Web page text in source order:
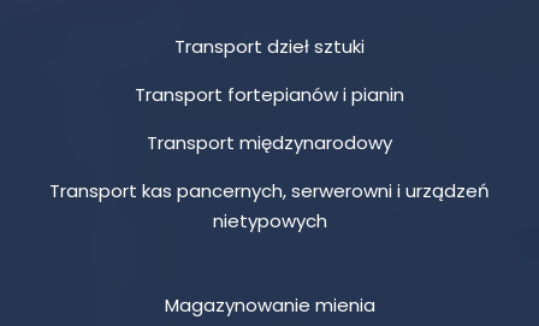
Transport dzieł sztuki
Transport fortepianów i pianin
Transport międzynarodowy
Transport kas pancernych, serwerowni i urządzeń
nietypowych
Magazynowanie mienia